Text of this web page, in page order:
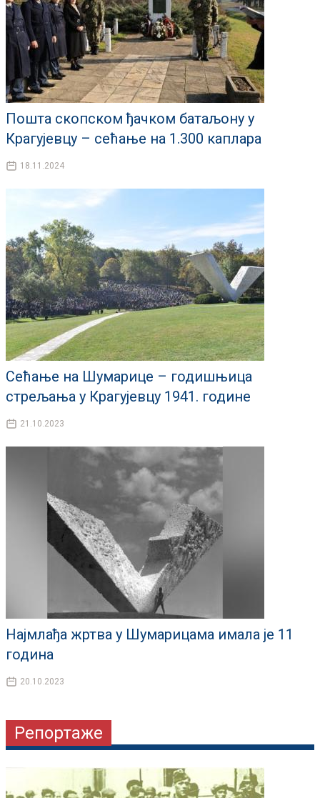
Пошта скопском ђачком батаљону у
Крагујевцу – сећање на 1.300 каплара
18.11.2024
Сећање на Шумарице – годишњица
стрељања у Крагујевцу 1941. године
21.10.2023
Најмлађа жртва у Шумарицама имала је 11
година
20.10.2023
Репортаже